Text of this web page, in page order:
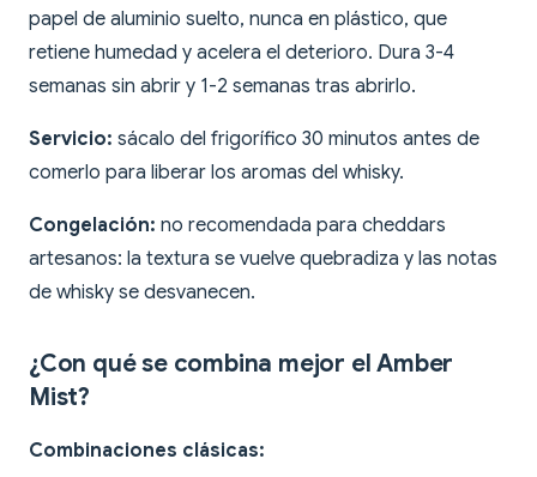
papel de aluminio suelto, nunca en plástico, que
retiene humedad y acelera el deterioro. Dura 3-4
semanas sin abrir y 1-2 semanas tras abrirlo.
Servicio: sácalo del frigorífico 30 minutos antes de
comerlo para liberar los aromas del whisky.
Congelación: no recomendada para cheddars
artesanos: la textura se vuelve quebradiza y las notas
de whisky se desvanecen.
¿Con qué se combina mejor el Amber
Mist?
Combinaciones clásicas: